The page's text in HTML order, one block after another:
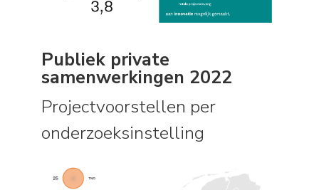
Publiek private
samenwerkingen 2022
Projectvoorstellen per
onderzoeksinstelling